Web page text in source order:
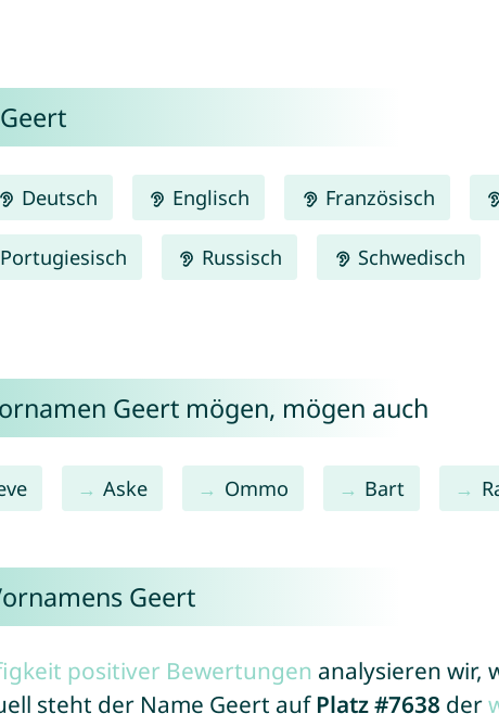
Deutsch Englisch Französisch
Portugiesisch Russisch Schwedisch
Geert mögen, mögen auch
Aske Ommo Bart
Geert
positiver Bewertungen analysieren wir,
steht der Name Geert auf Platz #7638 der